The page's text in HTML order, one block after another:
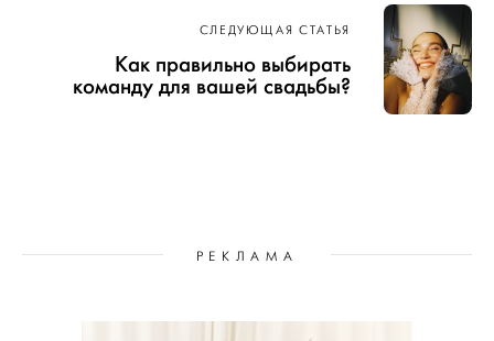
СЛЕДУЮЩАЯ СТАТЬЯ
Как правильно выбирать
команду для вашей свадьбы?
РЕКЛАМА